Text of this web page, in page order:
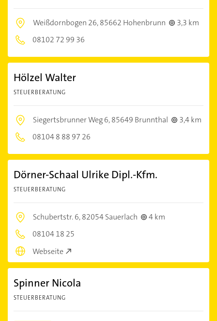
Weißdornbogen 26,85662 Hohenbrunn
3,3 km
08102 72 99 36
Hölzel Walter
STEUERBERATUNG
Siegertsbrunner Weg 6,85649 Brunnthal
3,4 km
08104 8 88 97 26
Dörner-Schaal Ulrike Dipl.-Kfm.
STEUERBERATUNG
Schubertstr. 6,82054 Sauerlach
4 km
08104 18 25
Webseite
Spinner Nicola
STEUERBERATUNG